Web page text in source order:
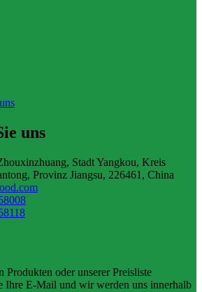
uns
Stadt Yangkou, Kreis
Provinz Jiangsu, 226461, China
Produkten oder unserer Preisliste
Ihre E-Mail und wir werden uns innerhalb